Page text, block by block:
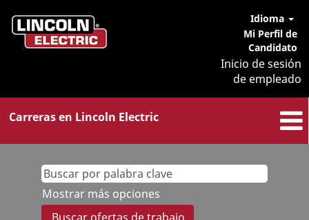
Idioma
Mi Perfil de
Candidato
Inicio de sesión
de empleado
Carreras en Lincoln Electric
Mostrar más opciones